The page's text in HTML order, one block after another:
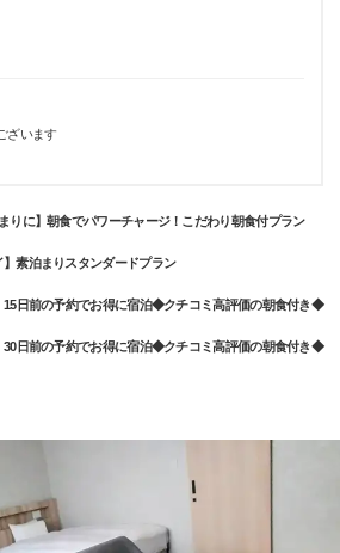
ざいます
りに】朝食でパワーチャージ！こだわり朝食付プラン
】素泊まりスタンダードプラン
15日前の予約でお得に宿泊◆クチコミ高評価の朝食付き◆
30日前の予約でお得に宿泊◆クチコミ高評価の朝食付き◆